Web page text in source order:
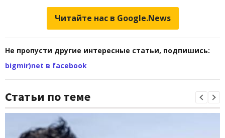
Читайте нас в Google.News
Не пропусти другие интересные статьи, подпишись:
bigmir)net в facebook
Статьи по теме